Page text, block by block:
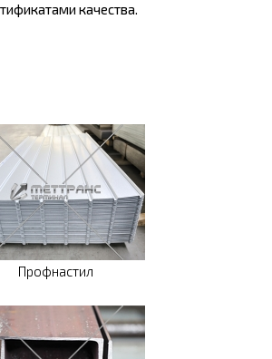
качества.
Профнастил